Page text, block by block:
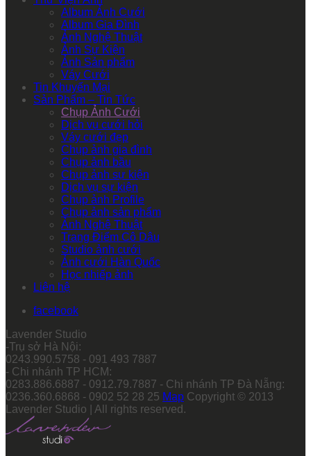
Album Ảnh Cưới
Album Gia Đình
Ảnh Nghệ Thuật
Ảnh Sự Kiện
Ảnh Sản phẩm
Váy Cưới
Tin Khuyến Mại
Sản Phẩm – Tin Tức
Chụp Ảnh Cưới
Dịch vụ cưới hỏi
Váy cưới đẹp
Chụp ảnh gia đình
Chụp ảnh bầu
Chụp ảnh sự kiện
Dịch vụ sự kiện
Chụp ảnh Profile
Chụp ảnh sản phẩm
Ảnh Nghệ Thuật
Trang Điểm Cô Dâu
Studio ảnh cưới
Ảnh cưới Hàn Quốc
Học nhiếp ảnh
Liên hệ
facebook
Lavender Studio
-Trụ sở Hà Nội:
0243.990.5758 - 091 493 7887
- Chi nhánh TP HCM:
0283.886.6887 - 0912.79.7887 - Chi nhánh TP Đà Nẵng:
0236.360.6868 - 0902 52 28 25 Map Copyright © 2013
Lavender Studio | All rights reserved.